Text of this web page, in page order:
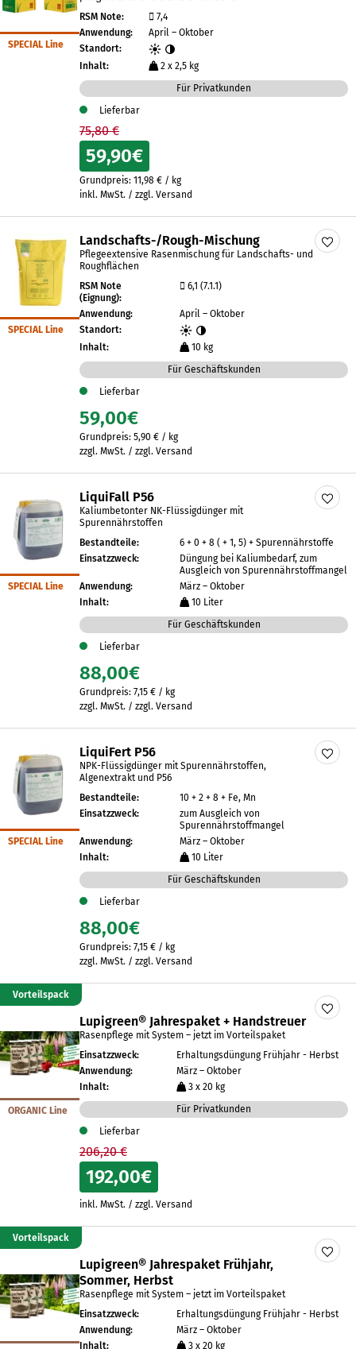
SPECIAL Line
RSM Note:
7,4
Anwendung:
April – Oktober
Standort:
Inhalt:
2 x 2,5 kg
Für Privatkunden
Lieferbar
75,80 €
59,90€
Grundpreis: 11,98 € / kg
inkl. MwSt. / zzgl. Versand
SPECIAL Line
Landschafts-/Rough-Mischung
Pflegeextensive Rasenmischung für Landschafts- und
Roughflächen
RSM Note
(Eignung):
6,1 (7.1.1)
Anwendung:
April – Oktober
Standort:
Inhalt:
10 kg
Für Geschäftskunden
Lieferbar
59,00€
Grundpreis: 5,90 € / kg
zzgl. MwSt. / zzgl. Versand
SPECIAL Line
LiquiFall P56
Kaliumbetonter NK-Flüssigdünger mit
Spurennährstoffen
Bestandteile:
6 + 0 + 8 ( + 1, 5) + Spurennährstoffe
Einsatzzweck:
Düngung bei Kaliumbedarf, zum
Ausgleich von Spurennährstoffmangel
Anwendung:
März – Oktober
Inhalt:
10 Liter
Für Geschäftskunden
Lieferbar
88,00€
Grundpreis: 7,15 € / kg
zzgl. MwSt. / zzgl. Versand
SPECIAL Line
LiquiFert P56
NPK-Flüssigdünger mit Spurennährstoffen,
Algenextrakt und P56
Bestandteile:
10 + 2 + 8 + Fe, Mn
Einsatzzweck:
zum Ausgleich von
Spurennährstoffmangel
Anwendung:
März – Oktober
Inhalt:
10 Liter
Für Geschäftskunden
Lieferbar
88,00€
Grundpreis: 7,15 € / kg
zzgl. MwSt. / zzgl. Versand
Vorteilspack
ORGANIC Line
Lupigreen® Jahrespaket + Handstreuer
Rasenpflege mit System – jetzt im Vorteilspaket
Einsatzzweck:
Erhaltungsdüngung Frühjahr - Herbst
Anwendung:
März – Oktober
Inhalt:
3 x 20 kg
Für Privatkunden
Lieferbar
206,20 €
192,00€
inkl. MwSt. / zzgl. Versand
Vorteilspack
Lupigreen® Jahrespaket Frühjahr,
Sommer, Herbst
Rasenpflege mit System – jetzt im Vorteilspaket
Einsatzzweck:
Erhaltungsdüngung Frühjahr - Herbst
Anwendung:
März – Oktober
Inhalt:
3 x 20 kg